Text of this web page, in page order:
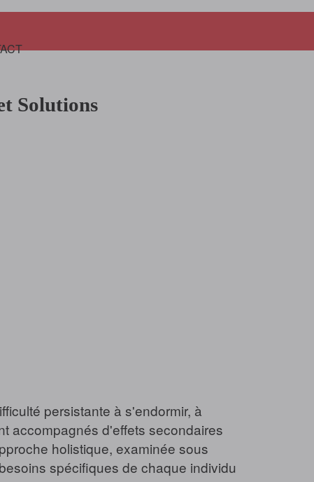
Solutions
persistante à s'endormir, à
accompagnés d'effets secondaires
holistique, examinée sous
spécifiques de chaque individu